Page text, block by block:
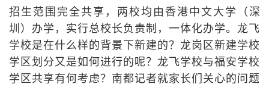
招生范围完全共享，两校均由香港中文大学（深
圳）办学，实行总校长负责制，一体化办学。龙飞
学校是在什么样的背景下新建的？龙岗区新建学校
学区划分又是如何进行的呢？龙飞学校与福安学校
学区共享有何考虑？南都记者就家长们关心的问题